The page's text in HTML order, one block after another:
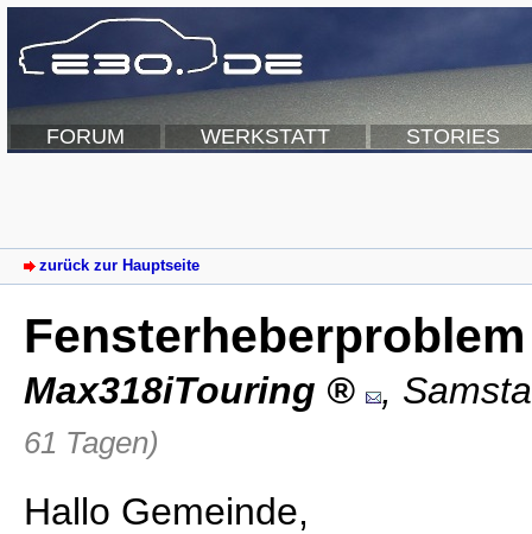
FORUM WERKSTATT STORIES
zurück zur Hauptseite
Fensterheberproblem
Max318iTouring ,
61 Tagen)
Hallo Gemeinde,